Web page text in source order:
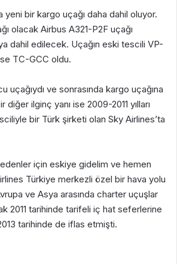
yeni bir kargo uçağı daha dahil oluyor.
olacak Airbus A321-P2F uçağı
dahil edilecek. Uçağın eski tescili VP-
TC-GCC oldu.
uçağıydı ve sonrasında kargo uçağına
diğer ilginç yanı ise 2009-2011 yılları
bir Türk şirketi olan Sky Airlines’ta
edenler için eskiye gidelim ve hemen
Türkiye merkezli özel bir hava yolu
ve Asya arasında charter uçuşlar
2011 tarihinde tarifeli iç hat seferlerine
tarihinde de iflas etmişti.